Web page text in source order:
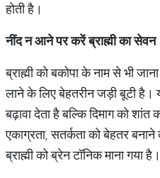
होती है।
​नींद न आने पर करें ब्राह्मी का सेवन
ब्राह्मी को बकोपा के नाम से भी
लाने के लिए बेहतरीन जड़ी बूटी
बढ़ावा देता है बल्कि दिमाग को
एकाग्रता, सतर्कता को बेहतर
ब्राह्मी को ब्रेन टॉनिक माना गया है।